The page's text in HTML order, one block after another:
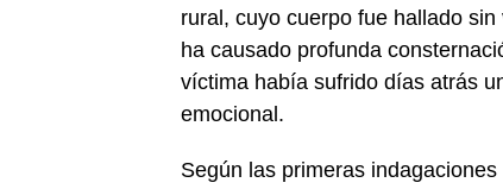
rural, cuyo cuerpo fue hallado
ha causado profunda
víctima había sufrido días atrás
emocional.
Según las primeras